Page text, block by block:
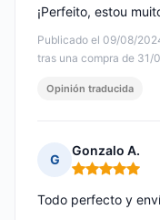
Publicado el 09/08/
tras una compra de 31/
¡Perfeito, estou
Opinión traducida
G
Gonzalo A.
Nota: 5 de 5
Todo perfecto y